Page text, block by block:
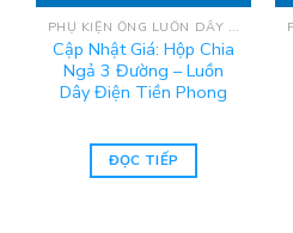
PHỤ KIỆN ỐNG LUỒN DÂY ĐIỆN UPVC TIỀN PHONG
Cập Nhật Giá: Hộp Chia
Ngả 3 Đường – Luồn
Dây Điện Tiền Phong
ĐỌC TIẾP